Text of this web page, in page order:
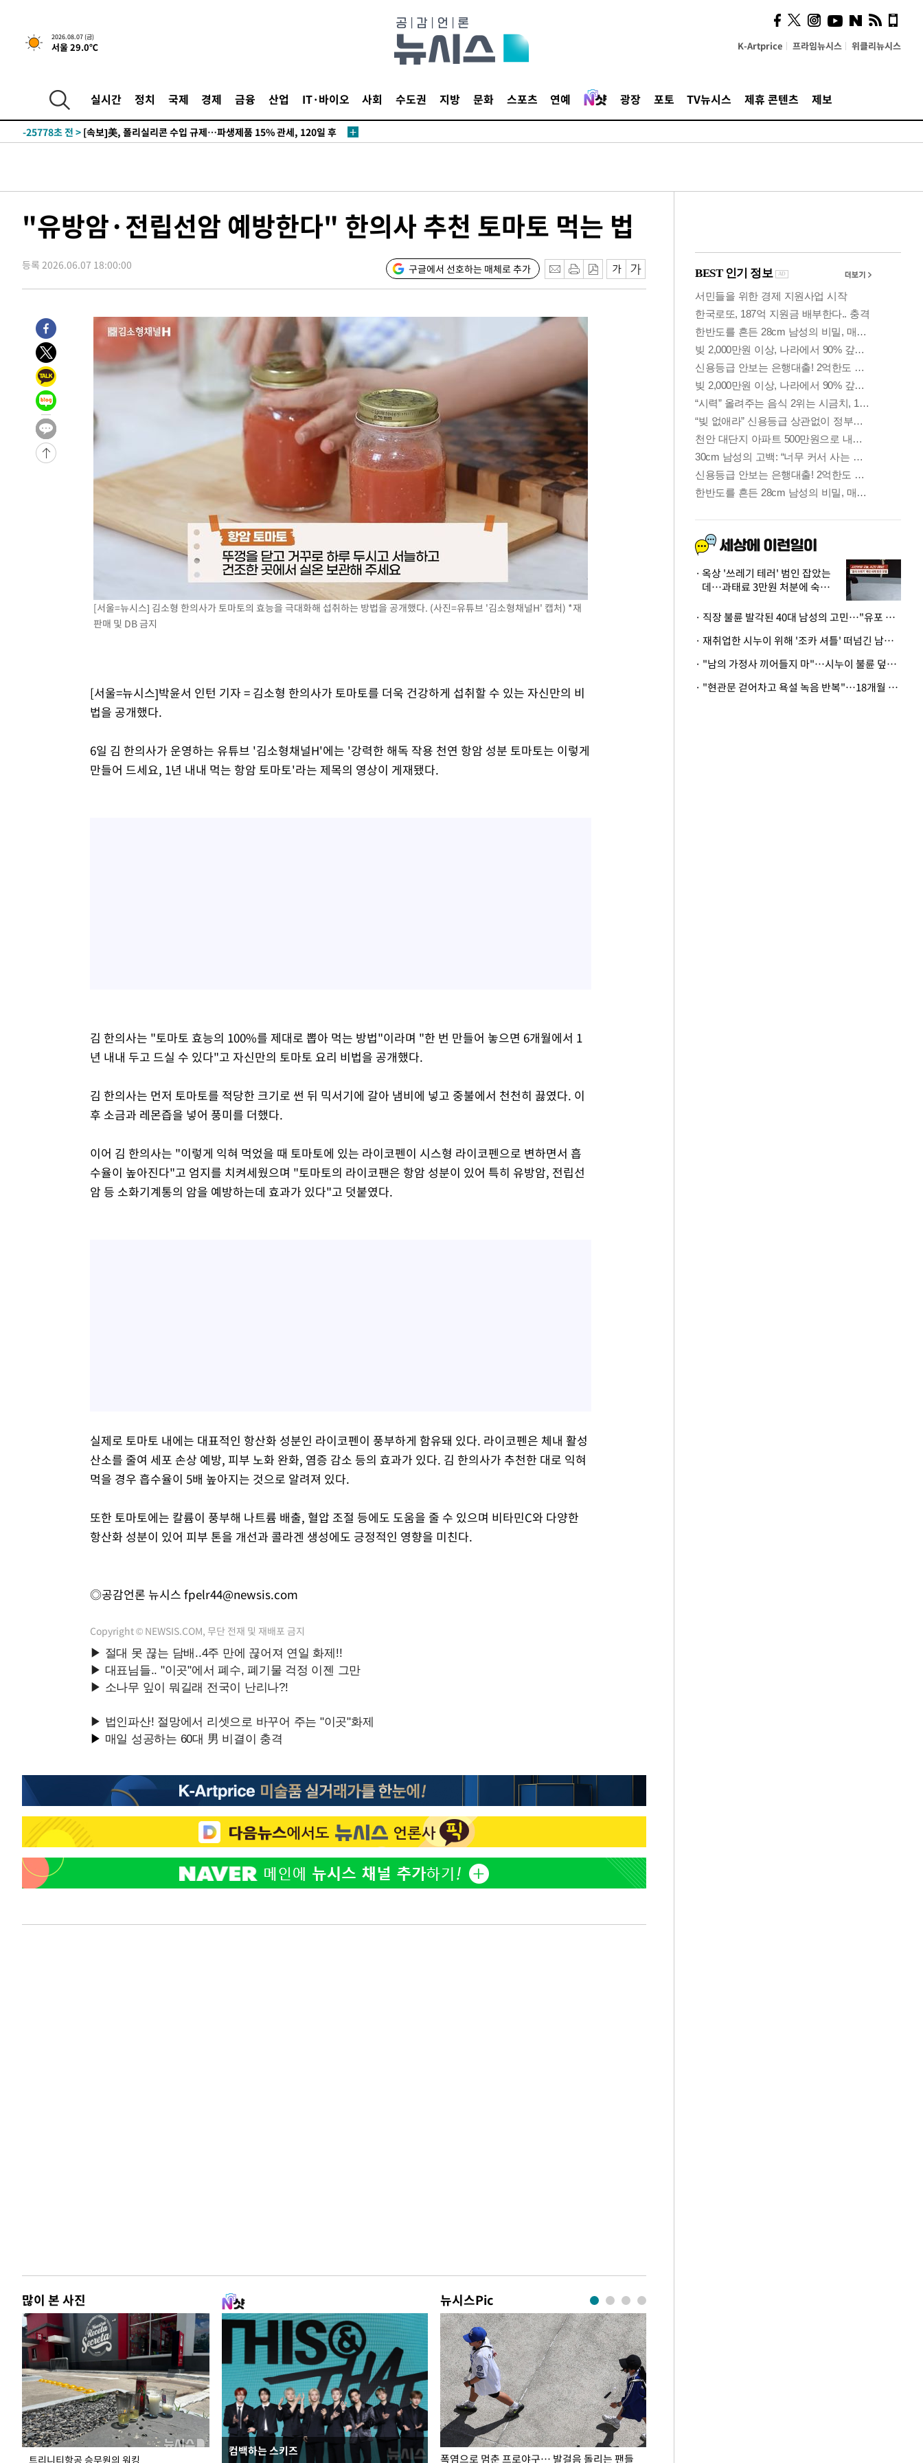
2026.08.07 (금)
서울 29.0℃ K-Artprice 프라임뉴시스 위클리뉴시스
실시간 정치 국제 경제 금융 산업 IT·바이오 사회 수도권 지방 문화 스포츠 연예 광장 포토 TV뉴시스 제휴 콘텐츠 제보
-21649초 전 >[속보] 뉴욕증시, 일제 하락 마감…나스닥 0.06%↓
-27063초 전 >
이란, 호르무즈서 "적국 목표물들"과 대치로 남부 케슘섬에서 두차
례 큰 폭발음
-25778초 전 >
발효
-23929초 전 > [속보]트럼프, 美 원정출산 금지 행정명령 서명
-27083초 전 >이란, 호르무즈서 "적국 목표물들"과 대치로 남부 케슘섬에서 두차
발효
-23949초 전 >[속보]트럼프, 美 원정출산 금지 행정명령 서명
"유방암·전립선암 예방한다" 한의사 추천 토마토 먹는 법
등록 2026.06.07 18:00:00 구글에서 선호하는 매체로 추가
[서울=뉴시스] 김소형 한의사가 토마토의 효능을 극대화해 섭취하는 방법을 공개했다. (사진=유튜브 '김소형채널H' 캡처) *재
판매 및 DB 금지
[서울=뉴시스]박윤서 인턴 기자 = 김소형 한의사가 토마토를 더욱 건강하게 섭취할 수 있는 자신만의 비
법을 공개했다.
6일 김 한의사가 운영하는 유튜브 '김소형채널H'에는 '강력한 해독 작용 천연 항암 성분 토마토는 이렇게
만들어 드세요, 1년 내내 먹는 항암 토마토'라는 제목의 영상이 게재됐다.
김 한의사는 "토마토 효능의 100%를 제대로 뽑아 먹는 방법"이라며 "한 번 만들어 놓으면 6개월에서 1
년 내내 두고 드실 수 있다"고 자신만의 토마토 요리 비법을 공개했다.
김 한의사는 먼저 토마토를 적당한 크기로 썬 뒤 믹서기에 갈아 냄비에 넣고 중불에서 천천히 끓였다. 이
후 소금과 레몬즙을 넣어 풍미를 더했다.
이어 김 한의사는 "이렇게 익혀 먹었을 때 토마토에 있는 라이코펜이 시스형 라이코펜으로 변하면서 흡
수율이 높아진다"고 엄지를 치켜세웠으며 "토마토의 라이코팬은 항암 성분이 있어 특히 유방암, 전립선
암 등 소화기계통의 암을 예방하는데 효과가 있다"고 덧붙였다.
실제로 토마토 내에는 대표적인 항산화 성분인 라이코펜이 풍부하게 함유돼 있다. 라이코펜은 체내 활성
산소를 줄여 세포 손상 예방, 피부 노화 완화, 염증 감소 등의 효과가 있다. 김 한의사가 추천한 대로 익혀
먹을 경우 흡수율이 5배 높아지는 것으로 알려져 있다.
또한 토마토에는 칼륨이 풍부해 나트륨 배출, 혈압 조절 등에도 도움을 줄 수 있으며 비타민C와 다양한
항산화 성분이 있어 피부 톤을 개선과 콜라겐 생성에도 긍정적인 영향을 미친다.
◎공감언론 뉴시스 fpelr44@newsis.com
Copyright © NEWSIS.COM, 무단 전재 및 재배포 금지
많이 본 사진
트리니티항공 승무원의 워킹
컴백하는 스키즈
뉴시스Pic
입추 하루 앞둔 전남광주… 열화상 카메라에 담긴 폭염으로 멈춘 프로야구… 발걸음 돌리는 팬들
즈, 소리 봇짐 지고 세상으
로 "韓 요소 깊게 우려내"
옥상 '쓰레기 테러' 범인 잡았는
데…과태료 3만원 처분에 숙박업
· 직장 불륜 발각된 40대 남성의 고민…"유포 동료 명예훼손·협박죄 고소 가능할까"
· 재취업한 시누이 위해 '조카 셔틀' 떠넘긴 남편…아내 "난 못한다"
· "남의 가정사 끼어들지 마"…시누이 불륜 덮으려는 남편에 억울한 아내
· "현관문 걷어차고 욕설 녹음 반복"…18개월 아기 키우는 집 뒤흔든 '앞집의 비극'